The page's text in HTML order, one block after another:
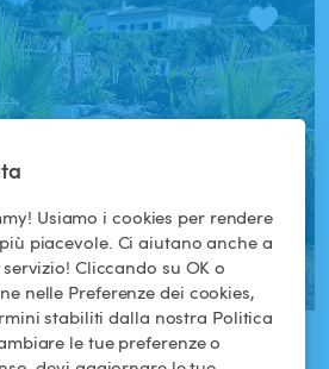
Usiamo i cookies per rendere
piacevole. Ci aiutano anche a
Cliccando su OK o
nelle Preferenze dei cookies,
stabiliti dalla nostra Politica
le tue preferenze o